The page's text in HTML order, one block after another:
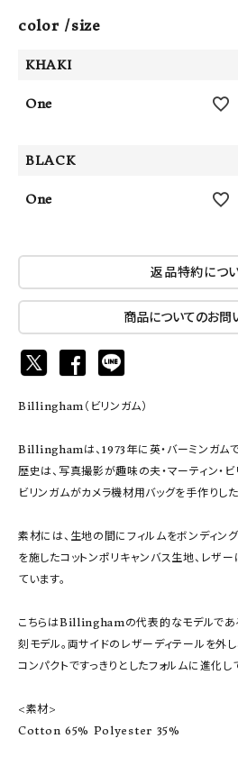
color size
KHAKI
One
BLACK
One
返品特約につ
商品についてのお問
Billingham（ビリンガム）
Billinghamは、1973年に英・バーミンガムで
歴史は、写真撮影が趣味の夫・マーティン・
ビリンガムがカメラ機材用バッグを手作りし
素材には、生地の間にフィルムをボンディン
を施したコットンポリキャンバス生地、レザ
ています。
こちらはBillinghamの代表的なモデルで
刻モデル。両サイドのレザーディテールを外
コンパクトですっきりとしたフォルムに進化し
<素材>
Cotton 65% Polyester 35%